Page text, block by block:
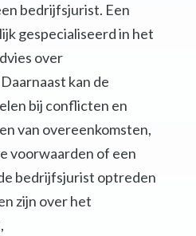
bedrijfsjurist. Een
gespecialiseerd in het
over
kan de
bij conflicten en
van overeenkomsten,
voorwaarden of een
bedrijfsjurist optreden
zijn over het